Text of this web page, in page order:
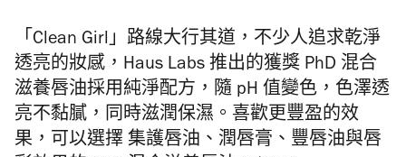
「Clean Girl」路線大行其道，不少人追求乾淨
透亮的妝感，Haus Labs 推出的獲獎 PhD 混合
滋養唇油採用純淨配方，隨 pH 值變色，色澤透
亮不黏膩，同時滋潤保濕。喜歡更豐盈的效
果，可以選擇 集護唇油、潤唇膏、豐唇油與唇